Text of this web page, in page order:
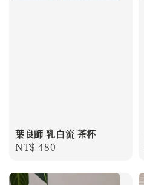
葉良師 乳白流 茶杯
Regular
NT$ 480